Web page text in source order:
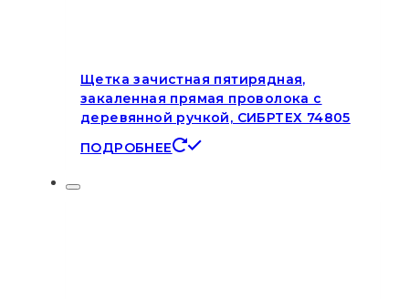
Щетка зачистная пятирядная,
закаленная прямая проволока с
деревянной ручкой, СИБРТЕХ 74805
ПОДРОБНЕЕ